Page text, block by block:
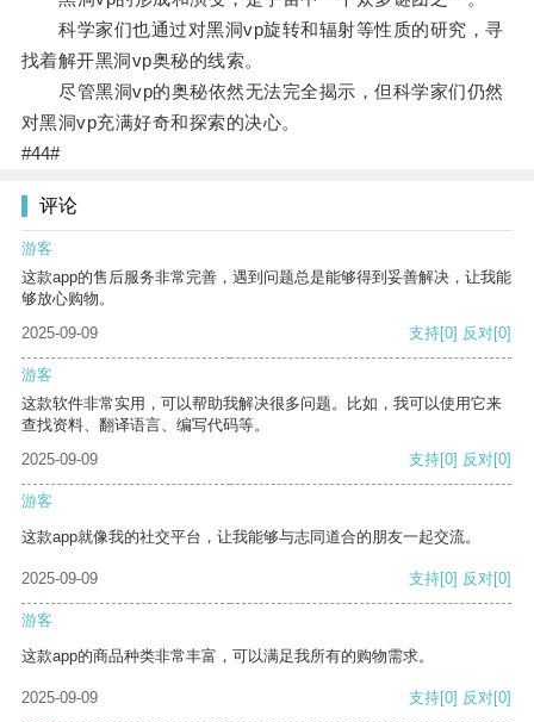
科学家们也通过对黑洞vp旋转和辐射等性质的研究，寻
找着解开黑洞vp奥秘的线索。
尽管黑洞vp的奥秘依然无法完全揭示，但科学家们仍然
对黑洞vp充满好奇和探索的决心。
#44#
评论
游客
这款app的售后服务非常完善，遇到问题总是能够得到妥善解决，让我能
够放心购物。
2025-09-09
支持[0] 反对[0]
游客
这款软件非常实用，可以帮助我解决很多问题。比如，我可以使用它来
查找资料、翻译语言、编写代码等。
2025-09-09
支持[0] 反对[0]
游客
这款app就像我的社交平台，让我能够与志同道合的朋友一起交流。
2025-09-09 支持[0] 反对[0]
游客
这款app的商品种类非常丰富，可以满足我所有的购物需求。
2025-09-09 支持[0] 反对[0]